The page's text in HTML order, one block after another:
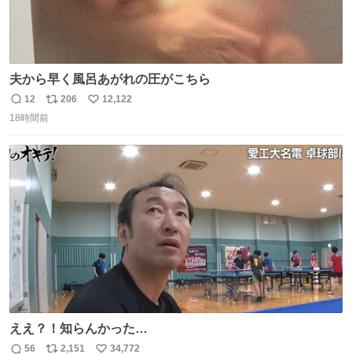
夫から早く風呂あがれの圧がこちら
返
信
12
リ
ポ
ト
数
206
い
12,122
18時間前
ええ？！知らんかった…
56 2,151 34,772